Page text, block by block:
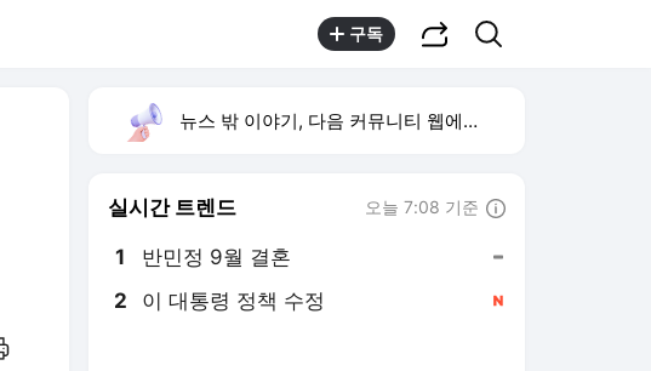
구독
뉴스 밖 이야기, 다음 커뮤니티 웹에서 보기
실시간 트렌드 오늘 7:08 기준
1 반민정 9월 결혼
2 이 대통령 정책 수정